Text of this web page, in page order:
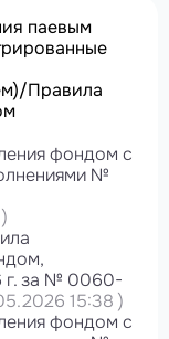
паевым
Правила
фондом с
№
)
г. за № 0060-
15:38 )
фондом с